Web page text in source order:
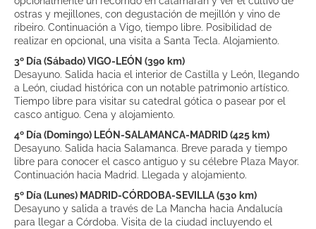
ostras y mejillones, con degustación de mejillón y vino de
ribeiro. Continuación a Vigo, tiempo libre. Posibilidad de
realizar en opcional, una visita a Santa Tecla. Alojamiento.
3º Día (Sábado) VIGO-LEÓN (390 km)
Desayuno. Salida hacia el interior de Castilla y León, llegando
a León, ciudad histórica con un notable patrimonio artístico.
Tiempo libre para visitar su catedral gótica o pasear por el
casco antiguo. Cena y alojamiento.
4º Día (Domingo) LEÓN-SALAMANCA-MADRID (425 km)
Desayuno. Salida hacia Salamanca. Breve parada y tiempo
libre para conocer el casco antiguo y su célebre Plaza Mayor.
Continuación hacia Madrid. Llegada y alojamiento.
5º Día (Lunes) MADRID-CÓRDOBA-SEVILLA (530 km)
Desayuno y salida a través de La Mancha hacia Andalucía
para llegar a Córdoba. Visita de la ciudad incluyendo el